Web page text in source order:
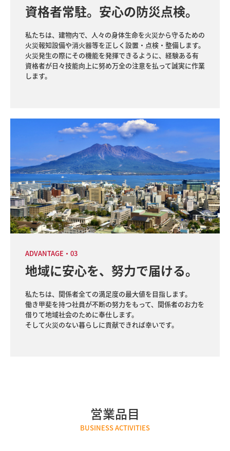
資格者常駐。安心の防災点検。
私たちは、建物内で、人々の身体生命を火災から守るための
火災報知設備や消火器等を正しく設置・点検・整備します。
火災発生の際にその機能を発揮できるように、経験ある有
資格者が日々技能向上に努め万全の注意を払って誠実に作業
します。
ADVANTAGE・03
地域に安心を、努力で届ける。
私たちは、関係者全ての満足度の最大値を目指します。
働き甲斐を持つ社員が不断の努力をもって、関係者のお力を
借りて地域社会のために奉仕します。
そして火災のない暮らしに貢献できれば幸いです。
営業品目
BUSINESS ACTIVITIES